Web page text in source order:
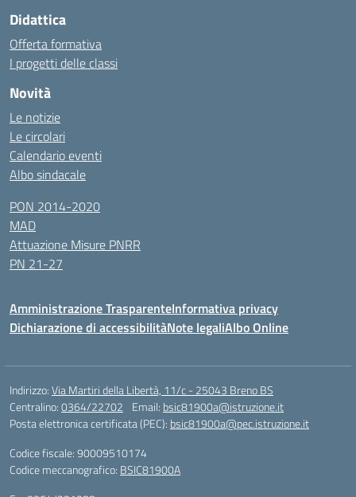
Didattica
Offerta formativa
I progetti delle classi
Novità
Le notizie
Le circolari
Calendario eventi
Albo sindacale
PON 2014-2020
MAD
Attuazione Misure PNRR
PN 21-27
Amministrazione TrasparenteInformativa privacy
Dichiarazione di accessibilitàNote legaliAlbo Online
Indirizzo:Via Martiri della Libertà, 11/c - 25043 Breno BS
Centralino:0364/22702 Email: bsic81900a@istruzione.it
Posta elettronica certificata (PEC): bsic81900a@pec.istruzione.it
Codice fiscale: 90009510174
Codice meccanografico: BSIC81900A